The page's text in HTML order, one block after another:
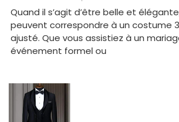
Quand il s’agit d’être belle et
peuvent correspondre à un costume
ajusté. Que vous assistiez à un
événement formel ou